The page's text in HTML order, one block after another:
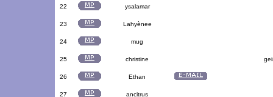
22 ysalamar
23 Lahyènee
24 mug
25 christine
26 Ethan
27 ancitrus